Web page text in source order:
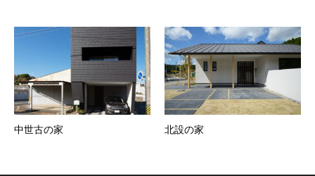
中世古の家 北設の家